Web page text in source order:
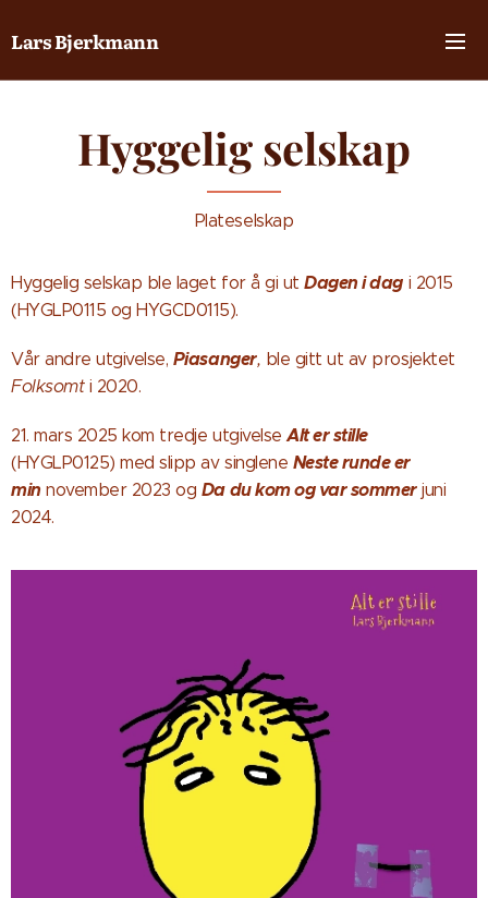
Lars Bjerkmann
Hyggelig selskap
Plateselskap
Hyggelig selskap ble laget for å gi utDagen i dag i 2015
(HYGLP0115 og HYGCD0115).
Vår andre utgivelse, Piasanger, ble gitt ut av prosjektet
Folksomti 2020.
21. mars 2025 kom tredje utgivelseAlt er stille
(HYGLP0125) med slipp av singlene Neste runde er
min november 2023 og Dadu kom og var sommerjuni
2024.